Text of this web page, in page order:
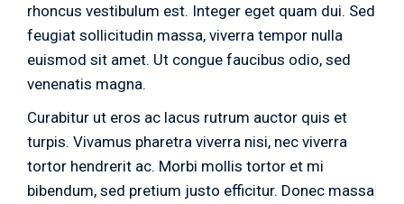
rhoncus vestibulum est. Integer eget quam dui. Sed
feugiat sollicitudin massa, viverra tempor nulla
euismod sit amet. Ut congue faucibus odio, sed
venenatis magna.
Curabitur ut eros ac lacus rutrum auctor quis et
turpis. Vivamus pharetra viverra nisi, nec viverra
tortor hendrerit ac. Morbi mollis tortor et mi
bibendum, sed pretium justo efficitur. Donec massa